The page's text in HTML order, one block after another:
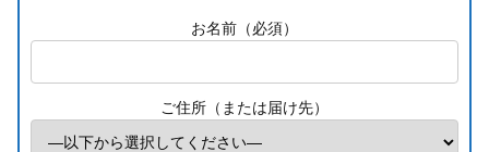
お名前（必須）
ご住所（または届け先）